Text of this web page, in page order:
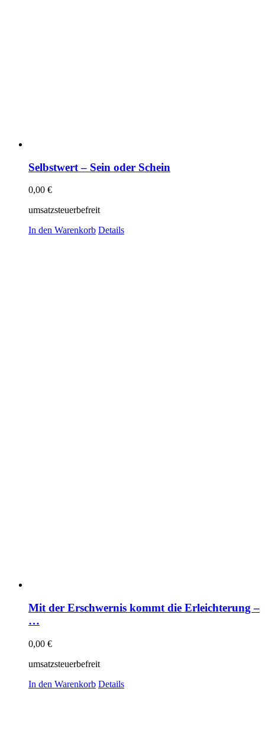
Selbstwert – Sein oder Schein
0,00 €
umsatzsteuerbefreit
In den Warenkorb Details
Mit der Erschwernis kommt die Erleichterung –
…
0,00 €
umsatzsteuerbefreit
In den Warenkorb Details